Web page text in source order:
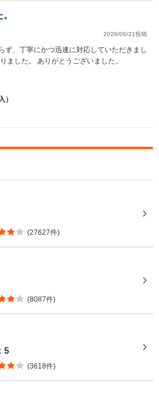
2026/06/21投稿
ず、丁寧にかつ迅速に対応していただきまし
ました。 ありがとうございました。
）
(27627件)
(8087件)
5
(3618件)